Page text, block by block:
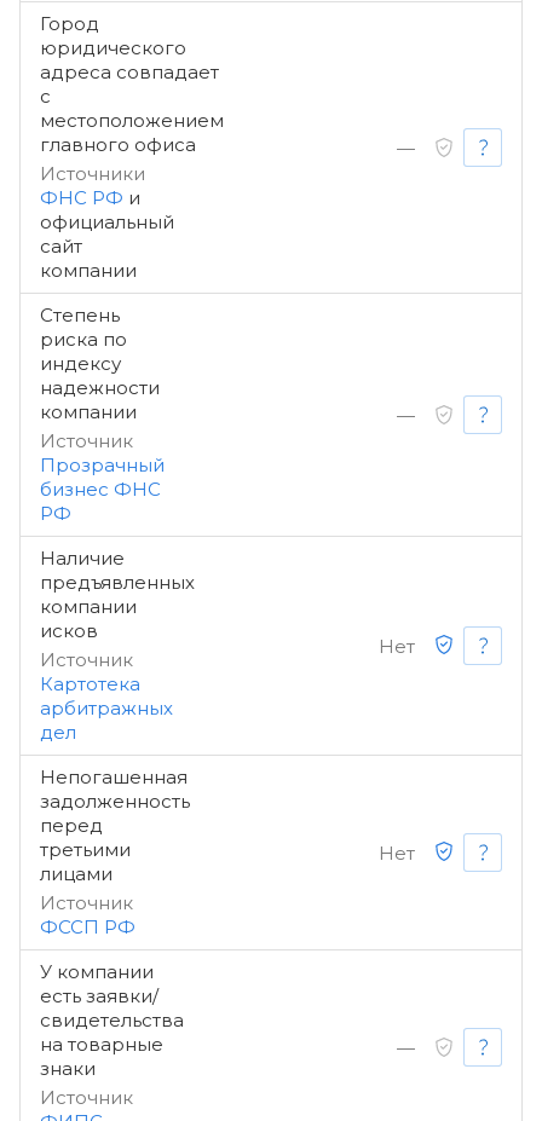
Город
юридического
адреса совпадает
с
местоположением
главного офиса
Источники
ФНС РФ и
официальный
сайт
компании
—
Степень
риска по
индексу
надежности
компании
Источник
Прозрачный
бизнес ФНС
РФ
—
Наличие
предъявленных
компании
исков
Источник
Картотека
арбитражных
дел
Нет
Непогашенная
задолженность
перед
третьими
лицами
Источник
ФССП РФ
Нет
У компании
есть заявки/
свидетельства
на товарные
знаки
Источник
—